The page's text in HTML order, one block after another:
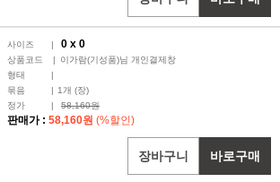
사이즈 0 x 0
상품코드
이가람(기성품)님 개인결제창
형태
묶음
1개 (장)
정가
58,160원
판매가 : 58,160원 (%할인)
바로구매
장바구니